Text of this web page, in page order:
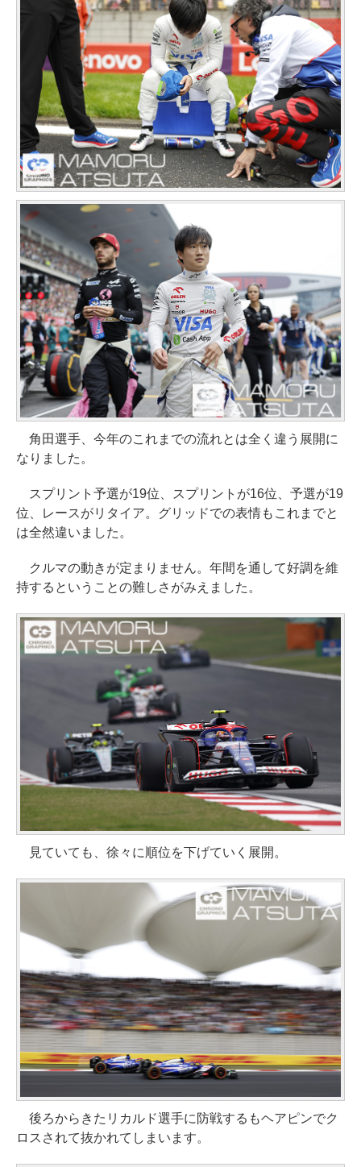
角田選手、今年のこれまでの流れとは全く違う展開に
なりました。
スプリント予選が19位、スプリントが16位、予選が19
位、レースがリタイア。グリッドでの表情もこれまでと
は全然違いました。
クルマの動きが定まりません。年間を通して好調を維
持するということの難しさがみえました。
見ていても、徐々に順位を下げていく展開。
後ろからきたリカルド選手に防戦するもヘアピンでク
ロスされて抜かれてしまいます。